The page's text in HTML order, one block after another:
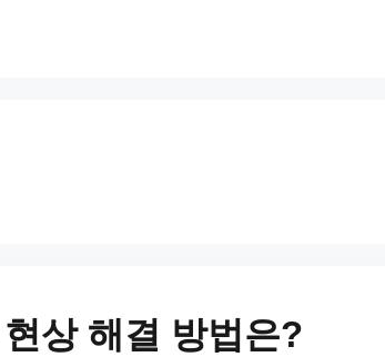
상 해결 방법은?